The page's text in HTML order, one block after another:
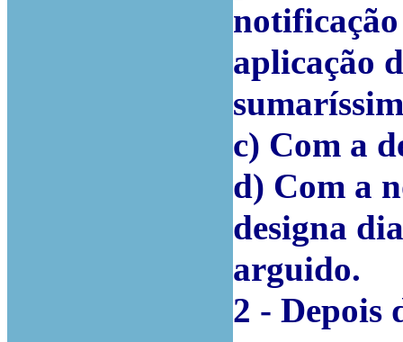
aplicação
c) Com a
d) Com a
designa
arguido.
2 - Depois